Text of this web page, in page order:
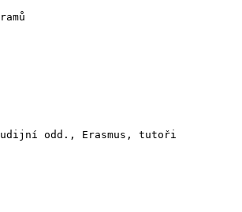
odd., Erasmus, tutoři